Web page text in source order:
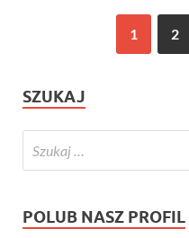
1 2
SZUKAJ
POLUB NASZ PROFIL